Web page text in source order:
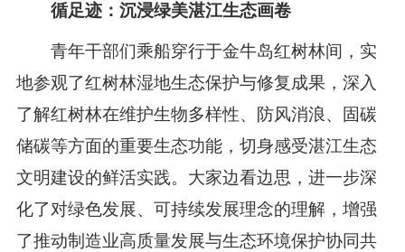
循足迹：沉浸绿美湛江生态画卷
青年干部们乘船穿行于金牛岛红树林间，实
地参观了红树林湿地生态保护与修复成果，深入
了解红树林在维护生物多样性、防风消浪、固碳
储碳等方面的重要生态功能，切身感受湛江生态
文明建设的鲜活实践。大家边看边思，进一步深
化了对绿色发展、可持续发展理念的理解，增强
了推动制造业高质量发展与生态环境保护协同共